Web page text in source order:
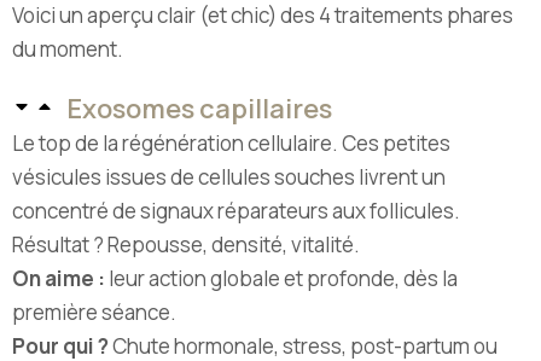
Voici un aperçu clair (et chic) des 4 traitements phares
du moment.
Exosomes capillaires
Le top de la régénération cellulaire. Ces petites
vésicules issues de cellules souches livrent un
concentré de signaux réparateurs aux follicules.
Résultat ? Repousse, densité, vitalité.
On aime : leur action globale et profonde, dès la
première séance.
Pour qui ?Chute hormonale, stress, post-partum ou